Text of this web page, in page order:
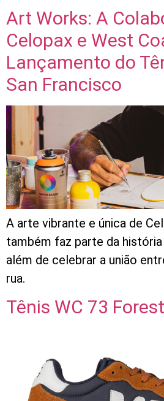
Art Works: A
Celopax e West
Lançamento do
San Francisco
A arte vibrante e única de
também faz parte da
além de celebrar a união
rua.
Tênis WC 73 Forest